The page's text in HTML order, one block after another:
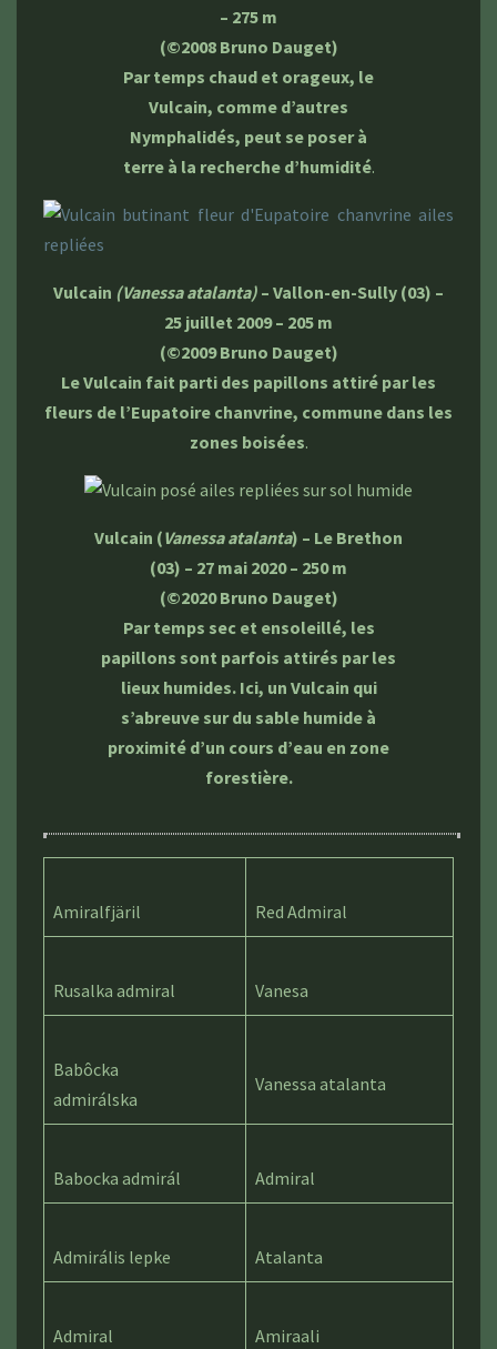
– 275 m
(©2008 Bruno Dauget)
Par temps chaud et orageux, le
Vulcain, comme d’autres
Nymphalidés, peut se poser à
terre à la recherche d’humidité.
Vulcain (Vanessa atalanta) – Vallon-en-Sully (03) –
25 juillet 2009 – 205 m
(©2009 Bruno Dauget)
Le Vulcain fait parti des papillons attiré par les
fleurs de l’Eupatoire chanvrine, commune dans les
zones boisées.
Vulcain (Vanessa atalanta) – Le Brethon
(03) – 27 mai 2020 – 250 m
(©2020 Bruno Dauget)
Par temps sec et ensoleillé, les
papillons sont parfois attirés par les
lieux humides. Ici, un Vulcain qui
s’abreuve sur du sable humide à
proximité d’un cours d’eau en zone
forestière.
Amiralfjäril Red Admiral
Rusalka admiral Vanesa
Babôcka
admirálska
Vanessa atalanta
Babocka admirál Admiral
Admirális lepke Atalanta
Admiral Amiraali